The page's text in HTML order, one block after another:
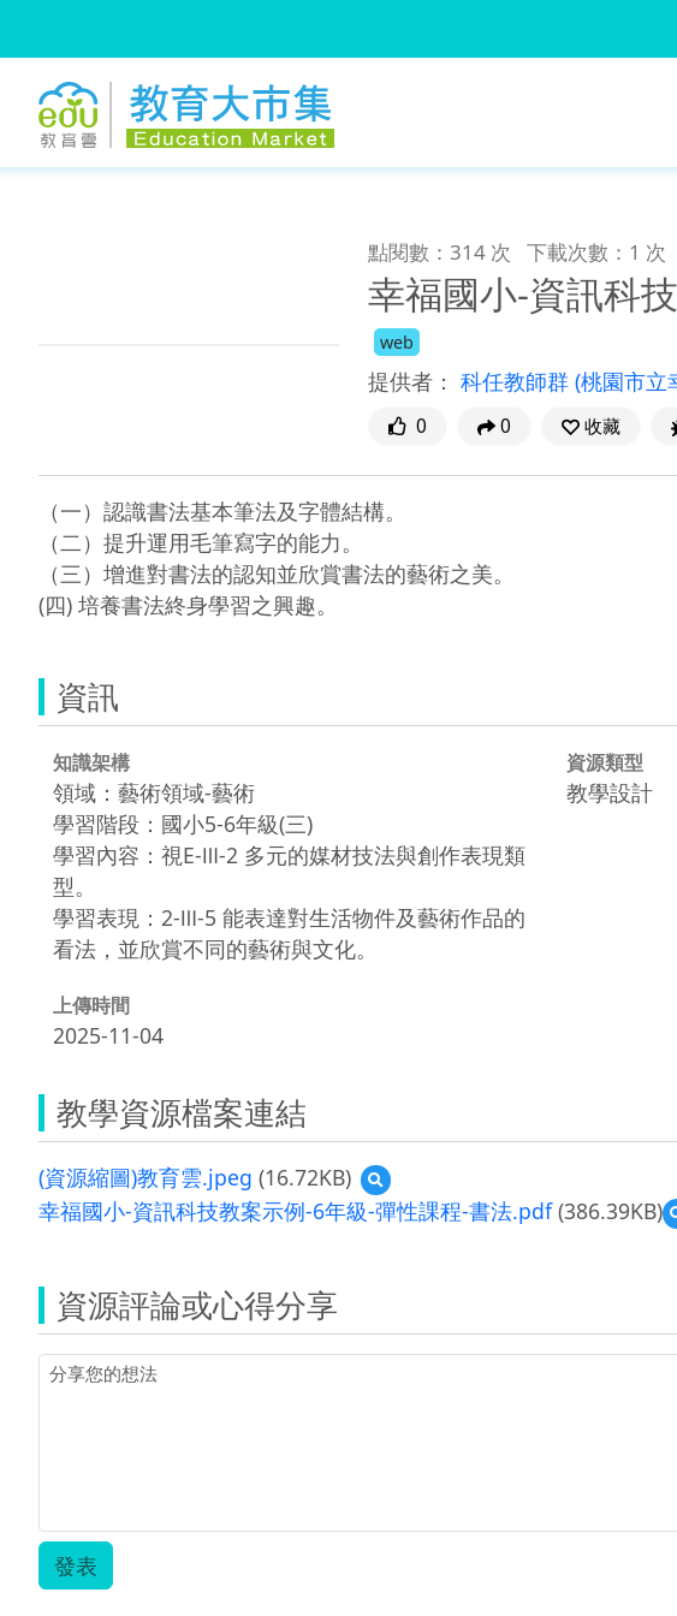
點閱數：314 次 下載次數：1 次
幸福國小-資訊科
web
提供者： 科任教師群 (桃園市立
0 0 收藏
（一）認識書法基本筆法及字體結構。
（二）提升運用毛筆寫字的能力。
（三）增進對書法的認知並欣賞書法的藝術之美。
(四) 培養書法終身學習之興趣。
資訊
知識架構
領域：藝術領域-藝術
學習階段：國小5-6年級(三)
學習內容：視E-Ⅲ-2 多元的媒材技法與創作表現類
型。
學習表現：2-Ⅲ-5 能表達對生活物件及藝術作品的
看法，並欣賞不同的藝術與文化。
資源類型
教學設計
上傳時間
2025-11-04
教學資源檔案連結
(資源縮圖)教育雲.jpeg (16.72KB)
預
覽
(資
育
雲.jpeg
幸福國小-資訊科技教案示例-6年級-彈性課程-書法.pdf(386.39KB)
資源評論或心得分享
發表